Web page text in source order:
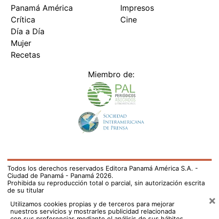
Panamá América
Crítica
Día a Día
Mujer
Recetas
Impresos
Cine
Miembro de:
Todos los derechos reservados Editora Panamá América S.A. -
Ciudad de Panamá - Panamá 2026.
Prohibida su reproducción total o parcial, sin autorización escrita
de su titular
Utilizamos cookies propias y de terceros para mejorar
nuestros servicios y mostrarles publicidad relacionada
×